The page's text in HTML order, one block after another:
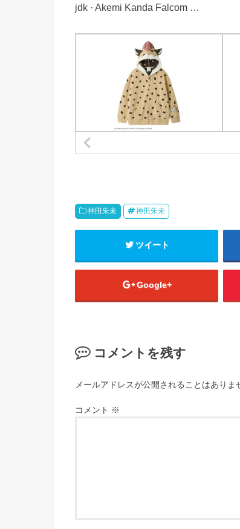
jdk · Akemi Kanda Falcom …
神田朱未 神田朱未
ツイート
Google+
コメントを残す
メールアドレスが公開されることはありま
コメント ※